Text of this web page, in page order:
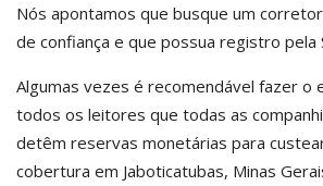
Nós apontamos que busque um
de confiança e que possua registro pela
Algumas vezes é recomendável fazer o
todos os leitores que todas as
detêm reservas monetárias para
cobertura em Jaboticatubas, Minas